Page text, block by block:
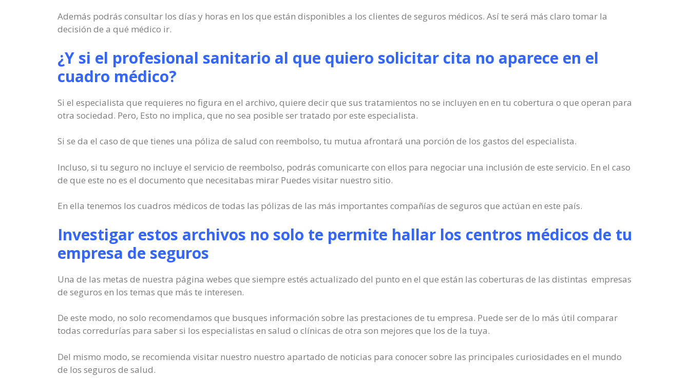
Además podrás consultar los días y horas en los que están disponibles a los clientes de seguros médicos. Así te será más claro tomar la
decisión de a qué médico ir.
¿Y si el profesional sanitario al que quiero solicitar cita no aparece en el
cuadro médico?
Si el especialista que requieres no figura en el archivo, quiere decir que sus tratamientos no se incluyen en en tu cobertura o que operan para
otra sociedad. Pero, Esto no implica, que no sea posible ser tratado por este especialista.
Si se da el caso de que tienes una póliza de salud con reembolso, tu mutua afrontará una porción de los gastos del especialista.
Incluso, si tu seguro no incluye el servicio de reembolso, podrás comunicarte con ellos para negociar una inclusión de este servicio. En el caso
de que este no es el documento que necesitabas mirar Puedes visitar nuestro sitio.
En ella tenemos los cuadros médicos de todas las pólizas de las más importantes compañías de seguros que actúan en este país.
Investigar estos archivos no solo te permite hallar los centros médicos de tu
empresa de seguros
Una de las metas de nuestra página webes que siempre estés actualizado del punto en el que están las coberturas de las distintas empresas
de seguros en los temas que más te interesen.
De este modo, no solo recomendamos que busques información sobre las prestaciones de tu empresa. Puede ser de lo más útil comparar
todas corredurías para saber si los especialistas en salud o clínicas de otra son mejores que los de la tuya.
Del mismo modo, se recomienda visitar nuestro nuestro apartado de noticias para conocer sobre las principales curiosidades en el mundo
de los seguros de salud.